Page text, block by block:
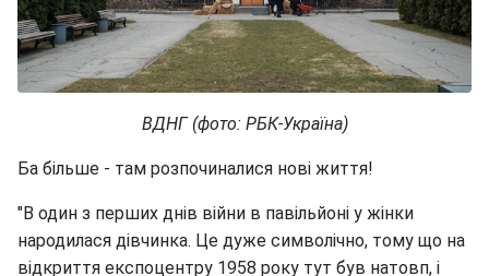
ВДНГ (фото: РБК-Україна)
Ба більше - там розпочиналися нові життя!
"В один з перших днів війни в павільйоні у жінки
народилася дівчинка. Це дуже символічно, тому що на
відкриття експоцентру 1958 року тут був натовп, і